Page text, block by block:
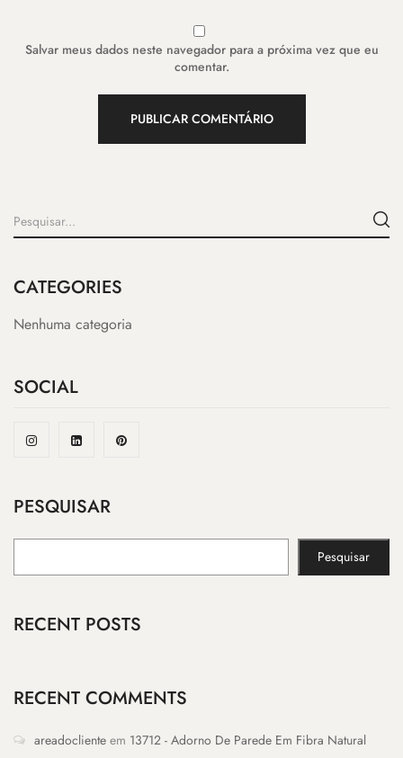
CATEGORIES
Nenhuma categoria
SOCIAL
PESQUISAR
Pesquisar
RECENT POSTS
RECENT COMMENTS
areadocliente em 13712 - Adorno De Parede Em Fibra Natural
Salvar meus dados neste navegador para a próxima vez que eu
comentar.